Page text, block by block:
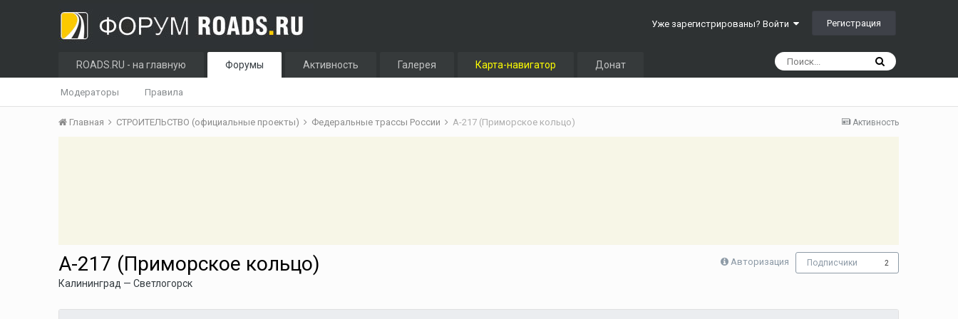
Уже зарегистрированы? Войти Регистрация
ROADS.RU - на главную Форумы
Модераторы Правила
Активность Галерея Карта-навигатор Донат
Активность
Главная СТРОИТЕЛЬСТВО (официальные проекты) Федеральные трассы России А-217 (Приморское кольцо)
А-217 (Приморское кольцо) Авторизация Подписчики 2
Калининград — Светлогорск